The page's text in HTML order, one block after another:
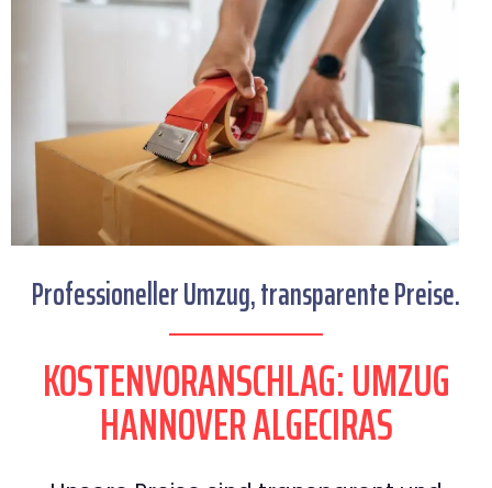
Professioneller Umzug, transparente Preise.
KOSTENVORANSCHLAG: UMZUG
HANNOVER ALGECIRAS